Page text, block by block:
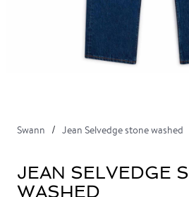
Swann Jean Selvedge stone washed
JEAN SELVEDGE
WASHED